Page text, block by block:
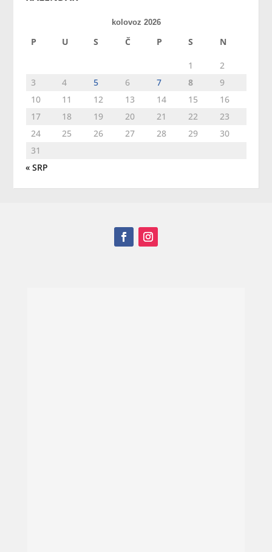
kolovoz 2026
P U S Č P S N
1
2
3
4 5 6 7 8
9
10
11 12 13 14 15
16
17
18 19 20 21 22
23
24
25 26 27 28 29
30
31
« SRP